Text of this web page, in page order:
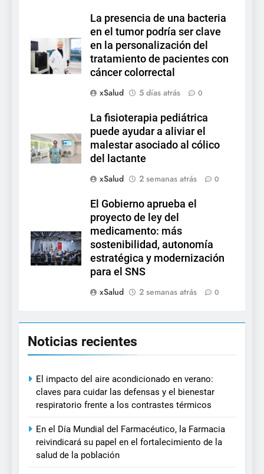
La presencia de una bacteria
en el tumor podría ser clave
en la personalización del
tratamiento de pacientes con
cáncer colorrectal
xSalud
5 días atrás 0
La fisioterapia pediátrica
puede ayudar a aliviar el
malestar asociado al cólico
del lactante
xSalud
2 semanas atrás 0
El Gobierno aprueba el
proyecto de ley del
medicamento: más
sostenibilidad, autonomía
estratégica y modernización
para el SNS
xSalud
2 semanas atrás 0
Noticias recientes
El impacto del aire acondicionado en verano:
claves para cuidar las defensas y el bienestar
respiratorio frente a los contrastes térmicos
En el Día Mundial del Farmacéutico, la Farmacia
reivindicará su papel en el fortalecimiento de la
salud de la población